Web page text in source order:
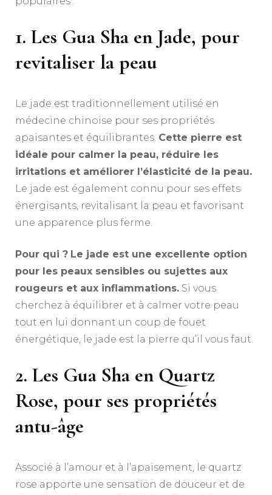
1. Les Gua Sha en Jade, pour
revitaliser la peau
Le jade est traditionnellement utilisé en
médecine chinoise pour ses propriétés
apaisantes et équilibrantes. Cette pierre est
idéale pour calmer la peau, réduire les
irritations et améliorer l’élasticité de la peau.
Le jade est également connu pour ses effets
énergisants, revitalisant la peau et favorisant
une apparence plus ferme.
Pour qui ? Le jade est une excellente option
pour les peaux sensibles ou sujettes aux
rougeurs et aux inflammations. Si vous
cherchez à équilibrer et à calmer votre peau
tout en lui donnant un coup de fouet
énergétique, le jade est la pierre qu’il vous faut.
2. Les Gua Sha en Quartz
Rose, pour ses propriétés
antu-âge
Associé à l’amour et à l’apaisement, le quartz
rose apporte une sensation de douceur et de